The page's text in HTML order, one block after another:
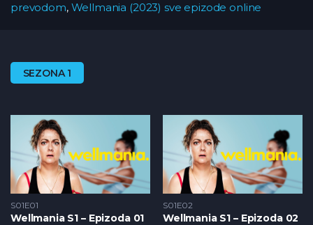
prevodom, Wellmania (2023) sve epizode online
SEZONA 1
S01E01
Wellmania S1 – Epizoda 01
S01E02
Wellmania S1 – Epizoda 02